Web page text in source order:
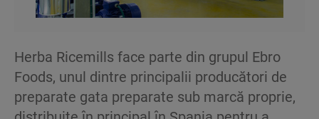
Herba Ricemills face parte din grupul Ebro
Foods, unul dintre principalii producători de
preparate gata preparate sub marcă proprie,